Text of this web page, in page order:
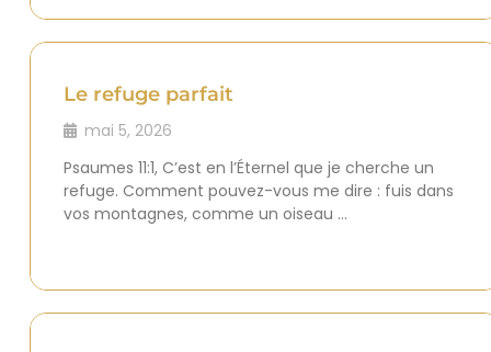
Le refuge parfait
mai 5, 2026
Psaumes 11:1, C’est en l’Éternel que je cherche un
refuge. Comment pouvez-vous me dire : fuis dans
vos montagnes, comme un oiseau …